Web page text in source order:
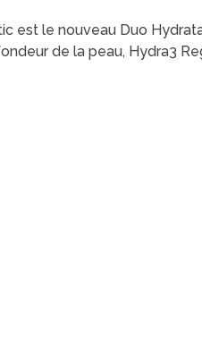
est le nouveau Duo
de la peau, Hydra3